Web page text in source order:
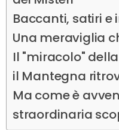
Baccanti, satiri e
Una meraviglia
Il "miracolo"
il Mantegna
Ma come è
straordinaria